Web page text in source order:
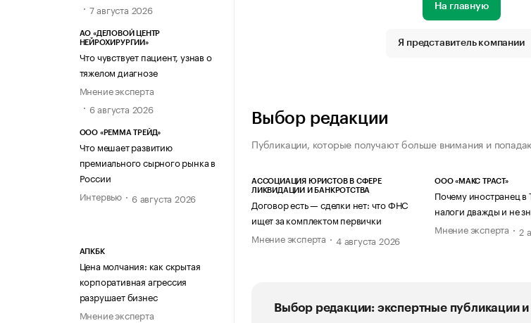
7 августа 2026
АО «ДЕЛОВОЙ ЦЕНТР
НЕЙРОХИРУРГИИ»
Что чувствует пациент, узнав о
тяжелом диагнозе
Мнение эксперта
6 августа 2026
ООО «РЕММА ТРЕЙД»
Что мешает развитию
премиального сырного рынка в
России
Интервью
6 августа 2026
АПКБК
Цена молчания: как скрытая
корпоративная агрессия
разрушает бизнес
Мнение эксперта
На главную
Я представитель компании
Выбор редакции
Публикации, которые получают больше внимания и
АССОЦИАЦИЯ ЮРИСТОВ В СФЕРЕ
ЛИКВИДАЦИИ И БАНКРОТСТВА
Договор есть — сделки нет: что ФНС
ищет за комплектом первички
Мнение эксперта
4 августа 2026
ООО «МАКС ТРАСТ»
Почему иностранец в
налоги дважды и не
Мнение эксперта
2
Выбор редакции: экспертные публикации